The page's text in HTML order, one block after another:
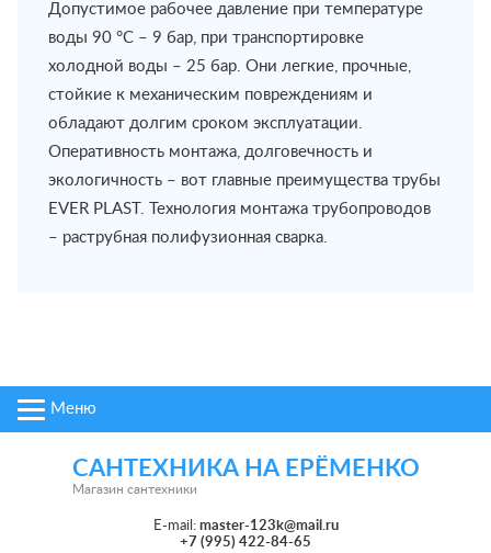
Допустимое рабочее давление при температуре
воды 90 °C – 9 бар, при транспортировке
холодной воды – 25 бар. Они легкие, прочные,
стойкие к механическим повреждениям и
обладают долгим сроком эксплуатации.
Оперативность монтажа, долговечность и
экологичность – вот главные преимущества трубы
EVER PLAST. Технология монтажа трубопроводов
– раструбная полифузионная сварка.
Меню
САНТЕХНИКА НА ЕРЁМЕНКО
Магазин сантехники
E-mail: master-123k@mail.ru
+7 (995) 422-84-65